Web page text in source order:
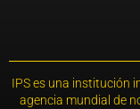
IPS es una institución
agencia mundial de